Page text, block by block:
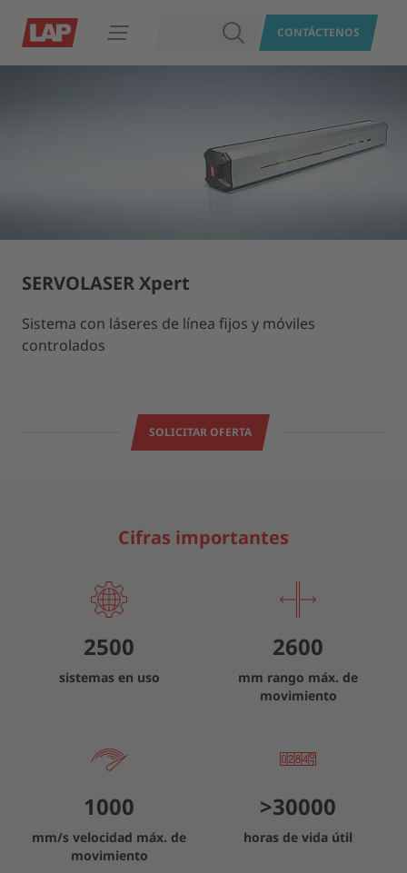
Abrir navegación BUSCARCONTÁCTENOS
SERVOLASER Xpert
Sistema con láseres de línea fijos y móviles
controlados
SOLICITAR OFERTA
Cifras importantes
2500
sistemas en uso
2600
mm rango máx. de
movimiento
1000
mm/s velocidad máx. de
movimiento
>30000
horas de vida útil